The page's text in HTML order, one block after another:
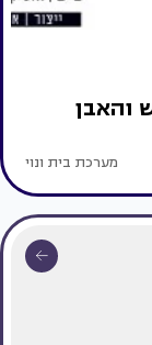
והאבן
מערכת בית ונוי